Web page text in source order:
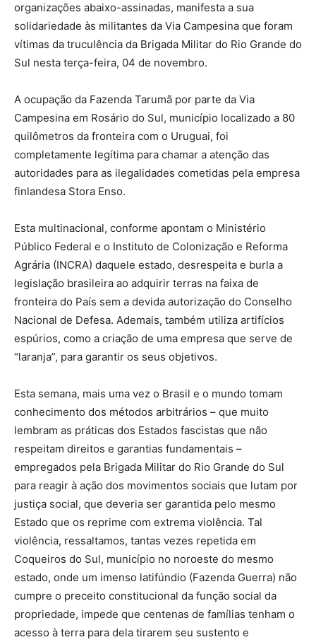
organizações abaixo-assinadas, manifesta a sua
solidariedade às militantes da Via Campesina que foram
vítimas da truculência da Brigada Militar do Rio Grande do
Sul nesta terça-feira, 04 de novembro.
A ocupação da Fazenda Tarumã por parte da Via
Campesina em Rosário do Sul, município localizado a 80
quilômetros da fronteira com o Uruguai, foi
completamente legítima para chamar a atenção das
autoridades para as ilegalidades cometidas pela empresa
finlandesa Stora Enso.
Esta multinacional, conforme apontam o Ministério
Público Federal e o Instituto de Colonização e Reforma
Agrária (INCRA) daquele estado, desrespeita e burla a
legislação brasileira ao adquirir terras na faixa de
fronteira do País sem a devida autorização do Conselho
Nacional de Defesa. Ademais, também utiliza artifícios
espúrios, como a criação de uma empresa que serve de
“laranja”, para garantir os seus objetivos.
Esta semana, mais uma vez o Brasil e o mundo tomam
conhecimento dos métodos arbitrários – que muito
lembram as práticas dos Estados fascistas que não
respeitam direitos e garantias fundamentais –
empregados pela Brigada Militar do Rio Grande do Sul
para reagir à ação dos movimentos sociais que lutam por
justiça social, que deveria ser garantida pelo mesmo
Estado que os reprime com extrema violência. Tal
violência, ressaltamos, tantas vezes repetida em
Coqueiros do Sul, município no noroeste do mesmo
estado, onde um imenso latifúndio (Fazenda Guerra) não
cumpre o preceito constitucional da função social da
propriedade, impede que centenas de famílias tenham o
acesso à terra para dela tirarem seu sustento e